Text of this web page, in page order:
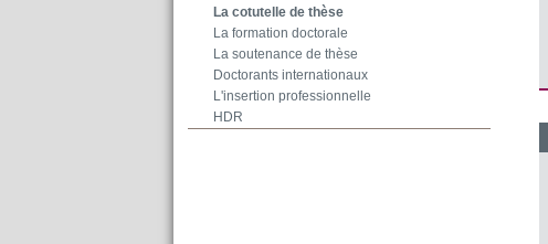
La cotutelle de thèse
La formation doctorale
La soutenance de thèse
Doctorants internationaux
L'insertion professionnelle
HDR